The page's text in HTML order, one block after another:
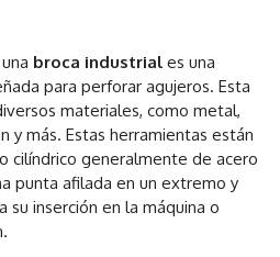
broca industrial es una
para perforar agujeros. Esta
materiales, como metal,
y más. Estas herramientas están
cilíndrico generalmente de acero
punta afilada en un extremo y
inserción en la máquina o